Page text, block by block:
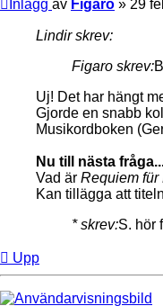
Inlägg av Figaro » 29
Lindir skrev:
Figaro skrev:
Uj! Det har hängt
Gjorde en snabb
Musikordboken
Nu till nästa
Vad är Requiem für
Kan tillägga att
* skrev:S. hör
Upp